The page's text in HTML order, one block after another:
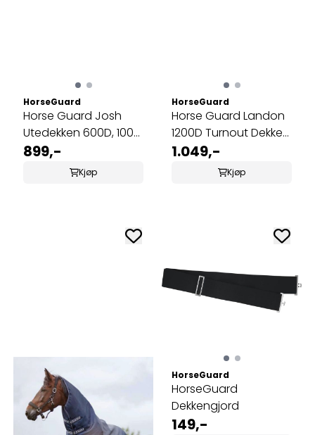
HorseGuard
Horse Guard Josh
Utedekken 600D, 100
g
899,-
Kjøp
HorseGuard
Horse Guard Landon
1200D Turnout Dekken
200g
1.049,-
Kjøp
HorseGuard
HorseGuard
Dekkengjord
149,-